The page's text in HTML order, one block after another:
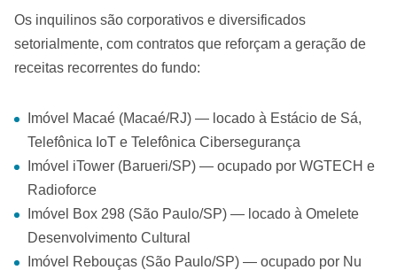
Os inquilinos são corporativos e diversificados
setorialmente, com contratos que reforçam a geração de
receitas recorrentes do fundo:
Imóvel Macaé (Macaé/RJ) — locado à Estácio de Sá,
Telefônica IoT e Telefônica Cibersegurança
Imóvel iTower (Barueri/SP) — ocupado por WGTECH e
Radioforce
Imóvel Box 298 (São Paulo/SP) — locado à Omelete
Desenvolvimento Cultural
Imóvel Rebouças (São Paulo/SP) — ocupado por Nu